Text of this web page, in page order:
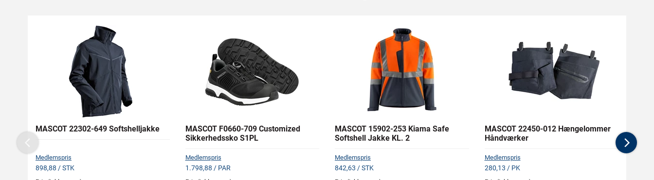
MASCOT 22302-649 Softshelljakke
Medlemspris
898,88 / STK
MASCOT F0660-709 Customized
Sikkerhedssko S1PL
Medlemspris
1.798,88 / PAR
MASCOT 15902-253 Kiama Safe
Softshell Jakke KL. 2
Medlemspris
842,63 / STK
MASCOT 22450-012 Hængelommer
Håndværker
Medlemspris
280,13 / PK
Previous